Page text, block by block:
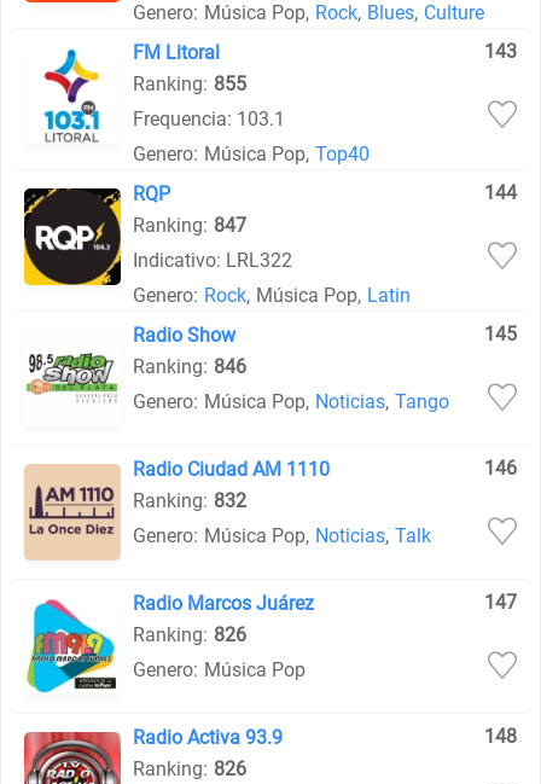
Genero: Música Pop, Rock, Blues, Culture
FM Litoral
143
Ranking: 855
Frequencia: 103.1
Genero: Música Pop, Top40
RQP
144
Ranking: 847
Indicativo: LRL322
Genero: Rock, Música Pop, Latin
Radio Show
145
Ranking: 846
Genero: Música Pop, Noticias, Tango
Radio Ciudad AM 1110
146
Ranking: 832
Genero: Música Pop, Noticias, Talk
Radio Marcos Juárez
147
Ranking: 826
Genero: Música Pop
Radio Activa 93.9
148
Ranking: 826